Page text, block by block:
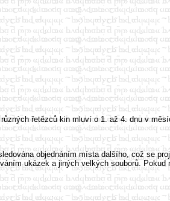
řetězců kin mluví o 1. až 4. dnu v
objednáním místa dalšího, což se
ukázek a jiných velkých souborů.